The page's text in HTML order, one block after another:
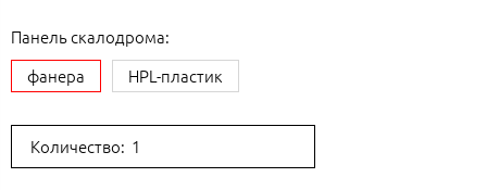
Панель скалодрома:
фанера
HPL-пластик
Количество: